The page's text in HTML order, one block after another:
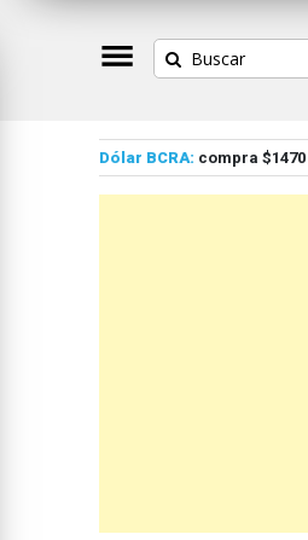
Dólar BCRA: compra